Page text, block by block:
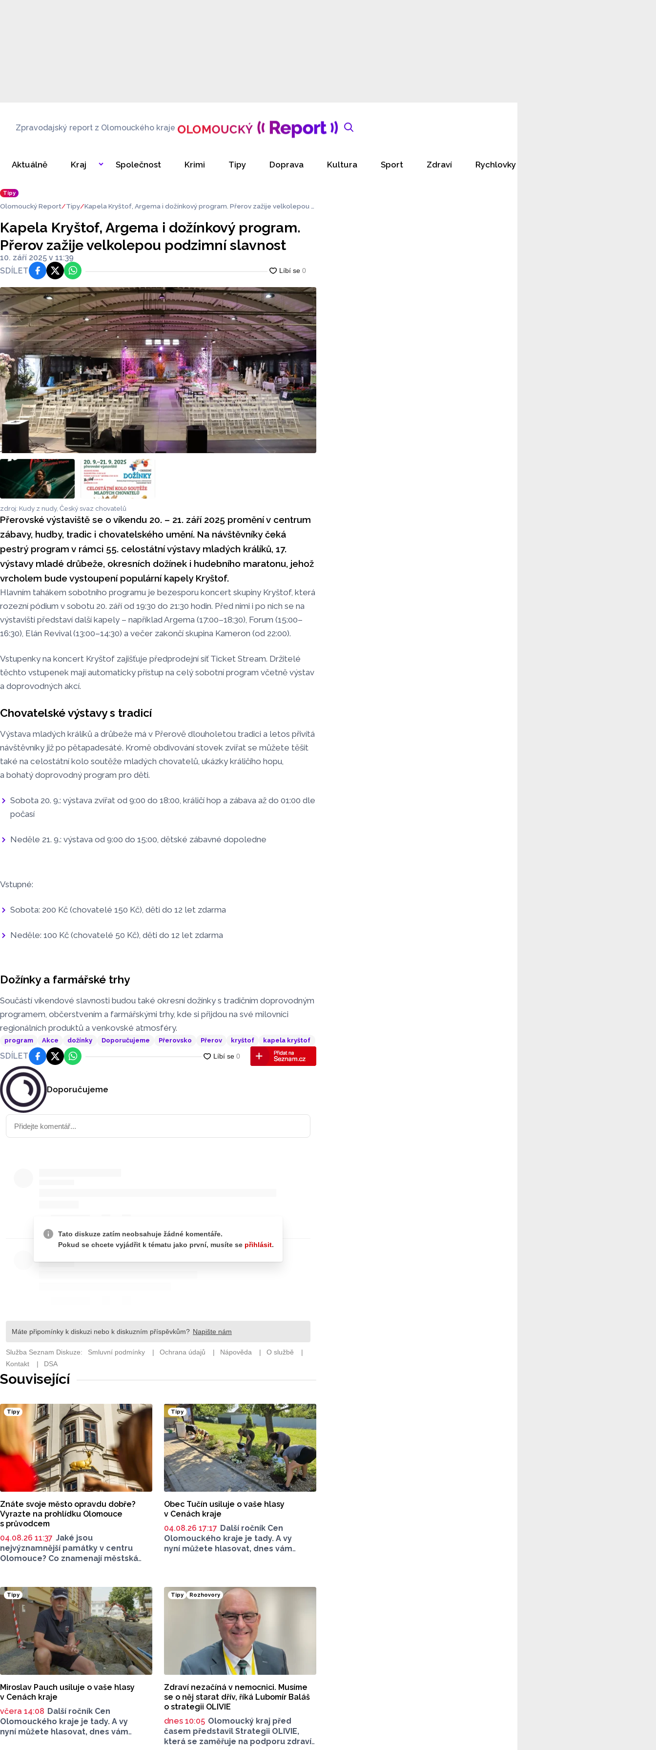
Zpravodajský report z Olomouckého kraje
Aktuálně Kraj Společnost Krimi Tipy Doprava Kultura Sport Zdraví Rychlovky
Tipy
Olomoucký Report Tipy Kapela Kryštof, Argema i dožínkový program. Přerov zažije velkolepou p
Kapela Kryštof, Argema i dožínkový program.
Přerov zažije velkolepou podzimní slavnost
10. září 2025 v 11:39
SDÍLET
FacebookPlatforma X
WhatsApp
zdroj: Kudy z nudy, Český svaz chovatelů
Přerovské výstaviště se o víkendu 20. – 21. září 2025 promění v centrum
zábavy, hudby, tradic i chovatelského umění. Na návštěvníky čeká
pestrý program v rámci 55. celostátní výstavy mladých králíků, 17.
výstavy mladé drůbeže, okresních dožínek i hudebního maratonu, jehož
vrcholem bude vystoupení populární kapely Kryštof.
Hlavním tahákem sobotního programu je bezesporu koncert skupiny Kryštof, která
rozezní pódium v sobotu 20. září od 19:30 do 21:30 hodin. Před nimi i po nich se na
výstavišti představí další kapely – například Argema (17:00–18:30), Forum (15:00–
16:30), Elán Revival (13:00–14:30) a večer zakončí skupina Kameron (od 22:00).
Vstupenky na koncert Kryštof zajišťuje předprodejní síť Ticket Stream. Držitelé
těchto vstupenek mají automaticky přístup na celý sobotní program včetně výstav
a doprovodných akcí.
Chovatelské výstavy s tradicí
Výstava mladých králíků a drůbeže má v Přerově dlouholetou tradici a letos přivítá
návštěvníky již po pětapadesáté. Kromě obdivování stovek zvířat se můžete těšit
také na celostátní kolo soutěže mladých chovatelů, ukázky králičího hopu,
a bohatý doprovodný program pro děti.
Sobota 20. 9.: výstava zvířat od 9:00 do 18:00, králičí hop a zábava až do 01:00 dle
počasí
Neděle 21. 9.: výstava od 9:00 do 15:00, dětské zábavné dopoledne
Vstupné:
Sobota: 200 Kč (chovatelé 150 Kč), děti do 12 let zdarma
Neděle: 100 Kč (chovatelé 50 Kč), děti do 12 let zdarma
Dožínky a farmářské trhy
Součástí víkendové slavnosti budou také okresní dožínky s tradičním doprovodným
programem, občerstvením a farmářskými trhy, kde si přijdou na své milovníci
regionálních produktů a venkovské atmosféry.
program Akce dožínky Doporučujeme Přerovsko Přerov kryštof kapela kryštof
SDÍLET FacebookPlatforma X
WhatsApp
Doporučujeme
Související
Tipy
Znáte svoje město opravdu dobře?
Vyrazte na prohlídku Olomouce
s průvodcem
04.08.26 11:37 Jaké jsou
nejvýznamnější památky v centru
Olomouce? Co znamenají městská
původně sloužil slavnostní freskový
sál na základní škole Komenium?
Nejen to prozradí tradiční
komentované prohlídky, které i na
tuto letní sezonu připravilo
Informační centrum Olomouc.
Tipy
Obec Tučín usiluje o vaše hlasy
v Cenách kraje
04.08.26 17:17 Další ročník Cen
Olomouckého kraje je tady. A vy
nyní můžete hlasovat, dnes vám
je obec Tučín, který má nominaci
v kategorii: Významný počin
v ochraně životního prostředí - obec.
Tipy
Miroslav Pauch usiluje o vaše hlasy
v Cenách kraje
včera 14:08 Další ročník Cen
Olomouckého kraje je tady. A vy
nyní můžete hlasovat, dnes vám
Tipy Rozhovory
Zdraví nezačíná v nemocnici. Musíme
se o něj starat dřív, říká Lubomír Baláš
o strategii OLIVIE
dnes 10:05 Olomoucký kraj před
časem představil Strategii OLIVIE,
která se zaměřuje na podporu zdraví